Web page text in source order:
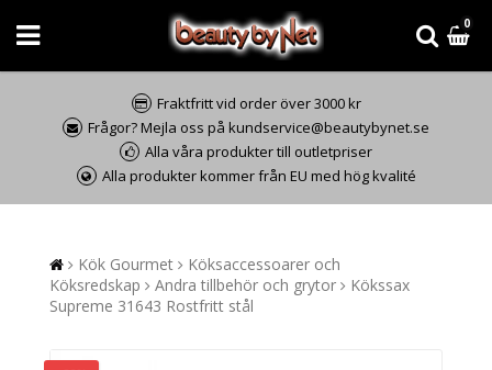
0
Fraktfritt vid order över 3000 kr
Frågor? Mejla oss på kundservice@beautybynet.se
Alla våra produkter till outletpriser
Alla produkter kommer från EU med hög kvalité
Kök Gourmet
Köksaccessoarer och
Köksredskap
Andra tillbehör och grytor
Kökssax
Supreme 31643 Rostfritt stål